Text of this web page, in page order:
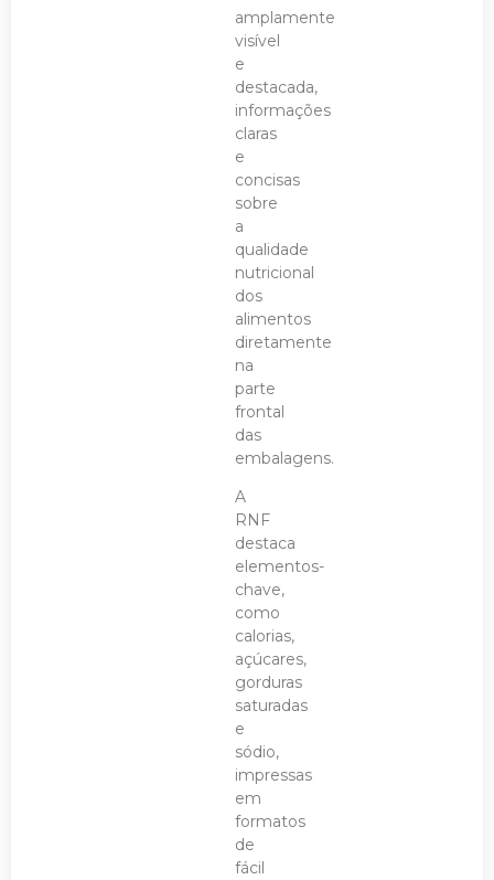
amplamente
visível
e
destacada,
informações
claras
e
concisas
sobre
a
qualidade
nutricional
dos
alimentos
diretamente
na
parte
frontal
das
embalagens.
A
RNF
destaca
elementos-
chave,
como
calorias,
açúcares,
gorduras
saturadas
e
sódio,
impressas
em
formatos
de
fácil